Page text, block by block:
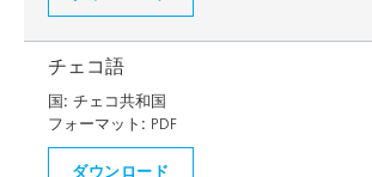
チェコ語
国: チェコ共和国
フォーマット: PDF
ダウンロード